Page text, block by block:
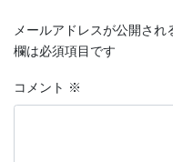
メールアドレスが公開され
欄は必須項目です
コメント ※